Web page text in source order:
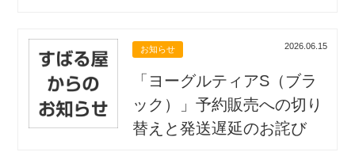
お知らせ 2026.06.15
「ヨーグルティアS（ブラ
ック）」予約販売への切り
替えと発送遅延のお詫び